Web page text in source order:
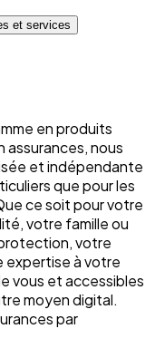
et services
en produits
assurances, nous
et indépendante
que pour les
ce soit pour votre
votre famille ou
votre
expertise à votre
vous et accessibles
moyen digital.
par